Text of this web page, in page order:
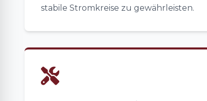
stabile Stromkreise zu gewährleisten.